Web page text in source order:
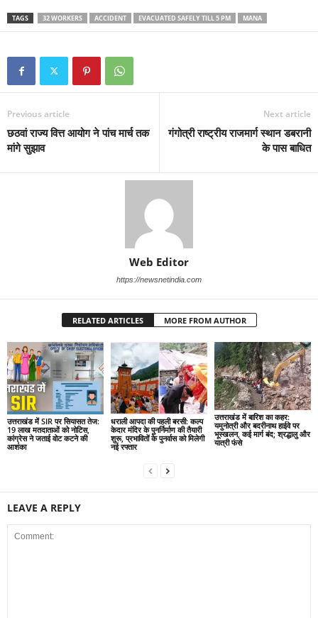
TAGS 32 WORKERS ACCIDENT EVACUATED SAFELY TILL 5 PM MANA
Previous article
छठवां राज्य वित्त आयोग ने पांच मार्च तक
मांगे सुझाव
Next article
गंगोत्री राष्ट्रीय राजमार्ग स्थान डबरानी
के पास बाधित
Web Editor
https://newsnetindia.com
RELATED ARTICLES MORE FROM AUTHOR
उत्तराखंड में SIR पर सियासत तेज:
19 लाख मतदाताओं को नोटिस,
कांग्रेस ने जताई वोट कटने की
आशंका
धराली आपदा की पहली बरसी: कल्प
केदार मंदिर के पुनर्निर्माण की तैयारी
शुरू, प्रभावितों के पुनर्वास को मिलेगी
नई रफ्तार
उत्तराखंड में बारिश का कहर:
यमुनोत्री और बदरीनाथ हाईवे पर
भूस्खलन, कई मार्ग बंद; श्रद्धालु और
यात्री फंसे
LEAVE A REPLY